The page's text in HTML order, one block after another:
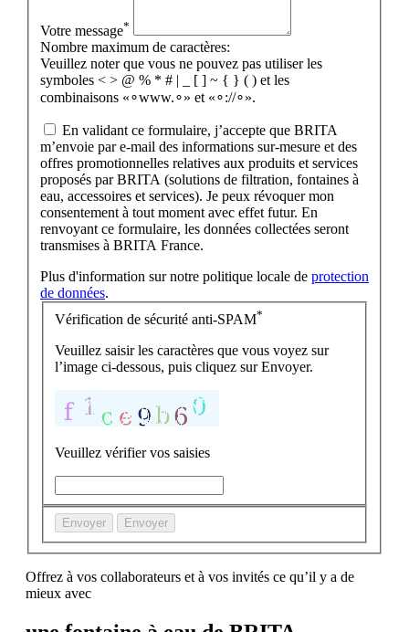
Votre message*
Nombre maximum de caractères:
Veuillez noter que vous ne pouvez pas utiliser les
symboles < > @ % * # | _ [ ] ~ { } ( ) et les
combinaisons «∘www.∘» et «∘://∘».
En validant ce formulaire, j’accepte que BRITA
m’envoie par e-mail des informations sur-mesure et des
offres promotionnelles relatives aux produits et services
proposés par BRITA (solutions de filtration, fontaines à
eau, accessoires et services). Je peux révoquer mon
consentement à tout moment avec effet futur. En
renvoyant ce formulaire, les données collectées seront
transmises à BRITA France.
Plus d'information sur notre politique locale de protection
de données.
Vérification de sécurité anti-SPAM*
Veuillez saisir les caractères que vous voyez sur
l’image ci-dessous, puis cliquez sur Envoyer.
Veuillez vérifier vos saisies
Envoyer Envoyer
Offrez à vos collaborateurs et à vos invités ce qu’il y a de
mieux avec